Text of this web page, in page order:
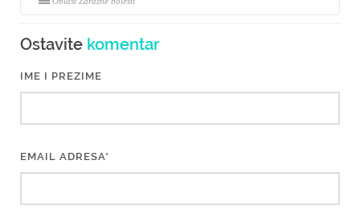
Ostavite komentar
IME I PREZIME
EMAIL ADRESA*